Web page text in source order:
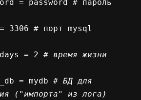
= password # пароль
3306 # порт mysql
= 2 # время жизни
= mydb # БД для
("импорта" из лога)